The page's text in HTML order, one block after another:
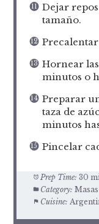
Dejar
tamaño.
Precalentar
Hornear
minutos o
Preparar
taza de
minutos
Pincelar
Prep Time: 30
Category:
Cuisine: